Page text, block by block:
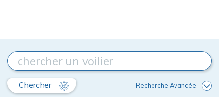
Chercher Recherche Avancée